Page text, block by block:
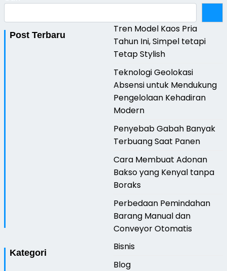
Post Terbaru
Tren Model Kaos Pria
Tahun Ini, Simpel tetapi
Tetap Stylish
Teknologi Geolokasi
Absensi untuk Mendukung
Pengelolaan Kehadiran
Modern
Penyebab Gabah Banyak
Terbuang Saat Panen
Cara Membuat Adonan
Bakso yang Kenyal tanpa
Boraks
Perbedaan Pemindahan
Barang Manual dan
Conveyor Otomatis
Kategori
Bisnis
Blog